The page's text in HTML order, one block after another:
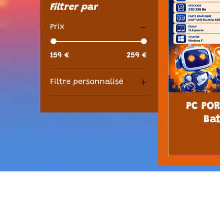
Filtrer par
Prix
159 € 259 €
Filtre personnalisé
PC Reconditionné
PC